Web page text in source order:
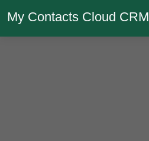
My Contacts Cloud CRM